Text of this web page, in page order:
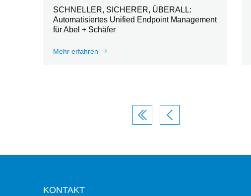
SCHNELLER, SICHERER, ÜBERALL:
Automatisiertes Unified Endpoint Management
für Abel + Schäfer
Mehr erfahren
KONTAKT